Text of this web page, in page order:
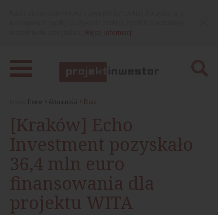
Home Aktualności Biura
[Kraków] Echo
Investment pozyskało
36,4 mln euro
finansowania dla
projektu WITA